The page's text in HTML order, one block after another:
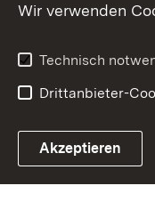
Link
Wir verwenden
Technisch
Drittanbieter-
Akzeptieren